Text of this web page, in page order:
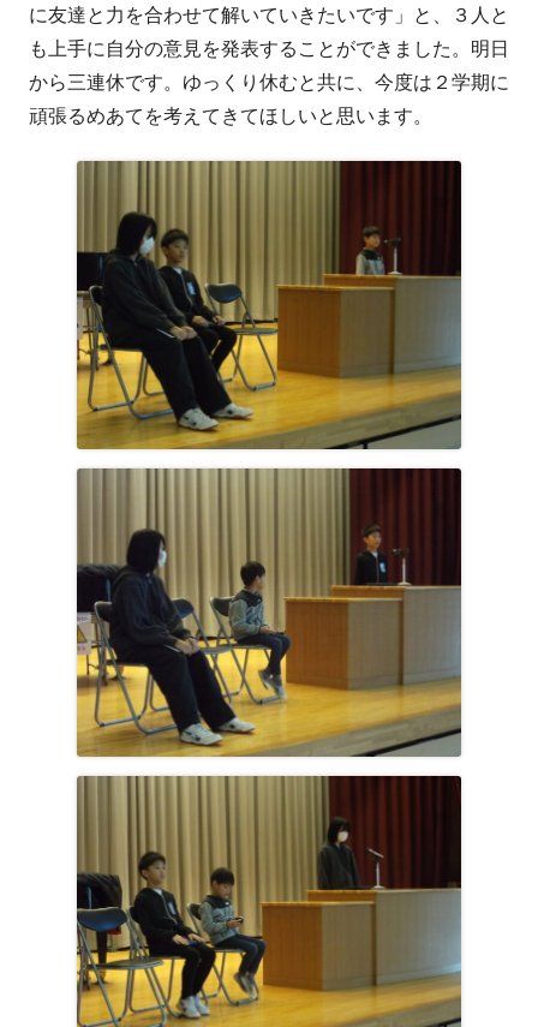
に友達と力を合わせて解いていきたいです」と、３人と
も上手に自分の意見を発表することができました。明日
から三連休です。ゆっくり休むと共に、今度は２学期に
頑張るめあてを考えてきてほしいと思います。